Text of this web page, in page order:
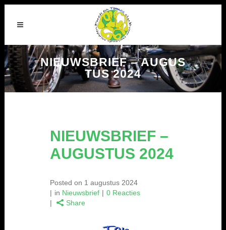
NIEUWSBRIEF – AUGUS
TUS 2024
NIEUWSBRIEF –
AUGUSTUS 2024
Posted on 1 augustus 2024
in Nieuwsbrief
0 Reacties
Share